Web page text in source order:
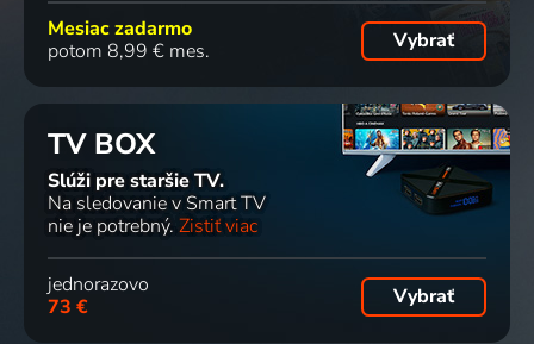
Mesiac zadarmo
potom 8,99 € mes.
Vybrať
TV BOX
Slúži pre staršie TV.
Na sledovanie v Smart TV
nie je potrebný. Zistiť viac
jednorazovo
73 €
Vybrať